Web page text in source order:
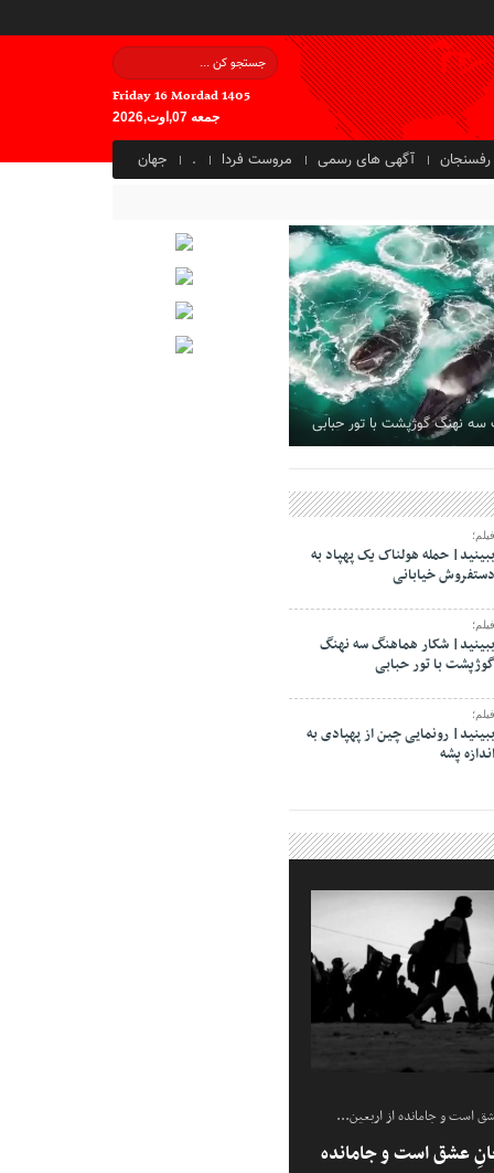
Friday 16 Mordad 1405
جمعه 07,اوت,2026
رفسنجان آگهی های رسمی مروست فردا . جهان
سه نهنگ گوژپشت با تور حبابی
فیلم؛
ببینید| حمله هولناک یک پهپاد به
دستفروش خیابانی
فیلم؛
ببینید| شکار هماهنگ سه نهنگ
گوژپشت با تور حبابی
فیلم؛
ببینید| رونمایی چین از پهپادی به
اندازه پشه
است و جامانده از اربعین...
عشق است و جامانده